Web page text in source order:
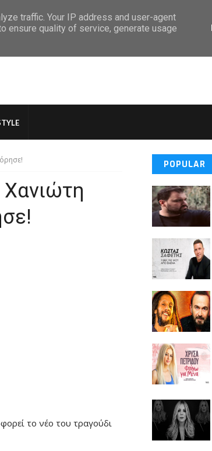
Χανιώτη
το νέο του τραγούδι
POPULAR
traffic. Your IP address and user-agent
ensure quality of service, generate usage